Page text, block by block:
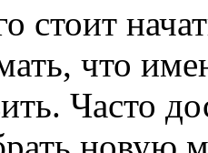
стоит
что
Часто